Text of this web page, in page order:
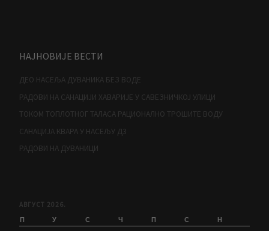
НАЈНОВИЈЕ ВЕСТИ
ДЕО НАСЕЉА ДУВАНИКА БЕЗ ВОДЕ
РАДОВИ НА САНАЦИЈИ ХАВАРИЈЕ У САВЕЗНИЧКОЈ УЛИЦИ
ТОКОМ ТОПЛОТНОГ ТАЛАСА РАЦИОНАЛНО ТРОШИТЕ ВОДУ
САНАЦИЈА КВАРА У НАСЕЉУ Д3
РАДОВИ НА ДУВАНИЦИ
АВГУСТ 2026.
П У С Ч П С Н